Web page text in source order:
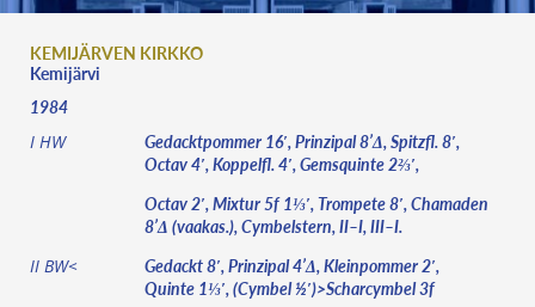
KEMIJÄRVEN KIRKKO
Kemijärvi
1984
I HW
Gedacktpommer 16′, Prinzipal 8’Δ, Spitzfl. 8′,
Octav 4′, Koppelfl. 4′, Gemsquinte 2⅔′,
Octav 2′, Mixtur 5f 1⅓′, Trompete 8′, Chamaden
8’Δ (vaakas.), Cymbelstern, II–I, III–I.
II BW<
Gedackt 8′, Prinzipal 4’Δ, Kleinpommer 2′,
Quinte 1⅓′, (Cymbel ½′)>Scharcymbel 3f